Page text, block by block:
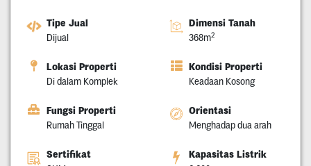
Tipe Jual
Dijual
Dimensi Tanah
368m2
Lokasi Properti
Di dalam Komplek
Kondisi Properti
Keadaan Kosong
Fungsi Properti
Rumah Tinggal
Orientasi
Menghadap dua arah
Sertifikat Kapasitas Listrik